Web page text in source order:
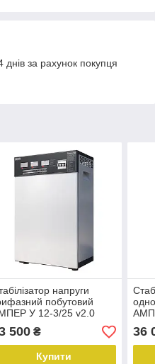
за рахунок покупця
напруги
побутовий
У 12-3/25 v2.0
500₴
Купити
36